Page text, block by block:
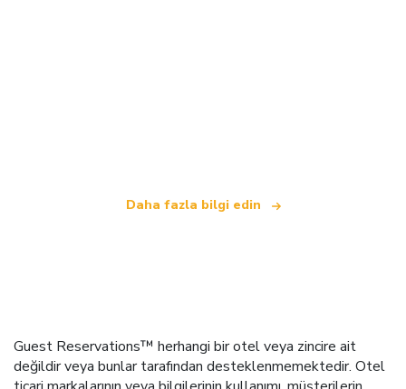
Daha fazla bilgi edin
Guest Reservations™ herhangi bir otel veya zincire ait
değildir veya bunlar tarafından desteklenmemektedir. Otel